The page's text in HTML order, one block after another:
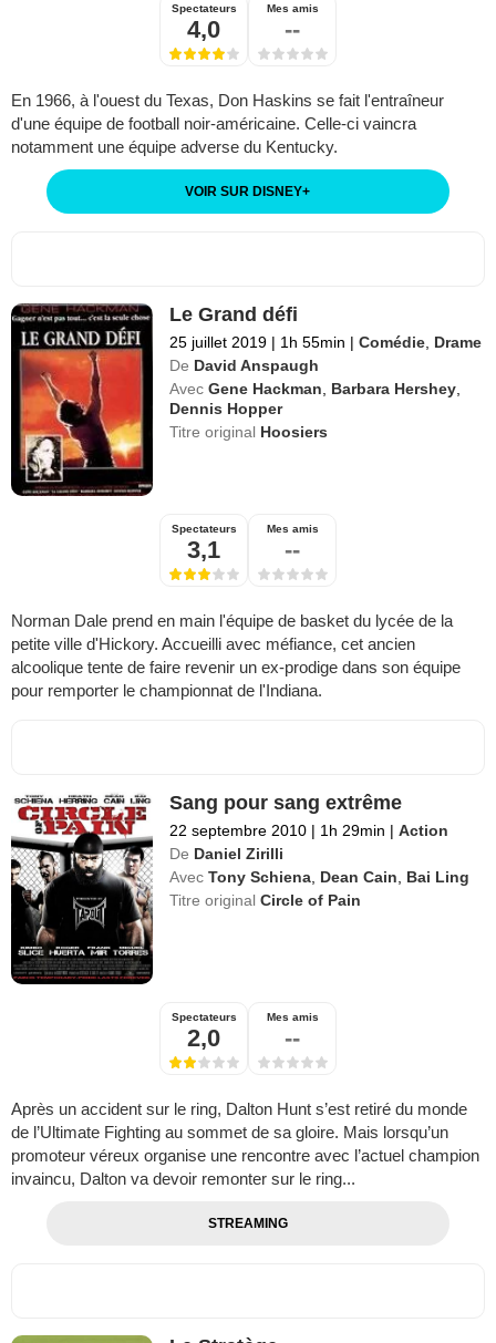
Spectateurs
4,0
Mes amis
--
En 1966, à l'ouest du Texas, Don Haskins se fait l'entraîneur
d'une équipe de football noir-américaine. Celle-ci vaincra
notamment une équipe adverse du Kentucky.
VOIR SUR DISNEY+
Le Grand défi
25 juillet 2019 | 1h 55min | Comédie Drame
De David Anspaugh
Avec Gene Hackman Barbara Hershey
Dennis Hopper
Titre original Hoosiers
Spectateurs
3,1
Mes amis
--
Norman Dale prend en main l'équipe de basket du lycée de la
petite ville d'Hickory. Accueilli avec méfiance, cet ancien
alcoolique tente de faire revenir un ex-prodige dans son équipe
pour remporter le championnat de l'Indiana.
Sang pour sang extrême
22 septembre 2010 | 1h 29min | Action
De Daniel Zirilli
Avec Tony Schiena Dean Cain
Bai Ling
Titre originalCircle of Pain
Spectateurs
2,0
Mes amis
--
Après un accident sur le ring, Dalton Hunt s’est retiré du monde
de l’Ultimate Fighting au sommet de sa gloire. Mais lorsqu’un
promoteur véreux organise une rencontre avec l’actuel champion
invaincu, Dalton va devoir remonter sur le ring...
STREAMING